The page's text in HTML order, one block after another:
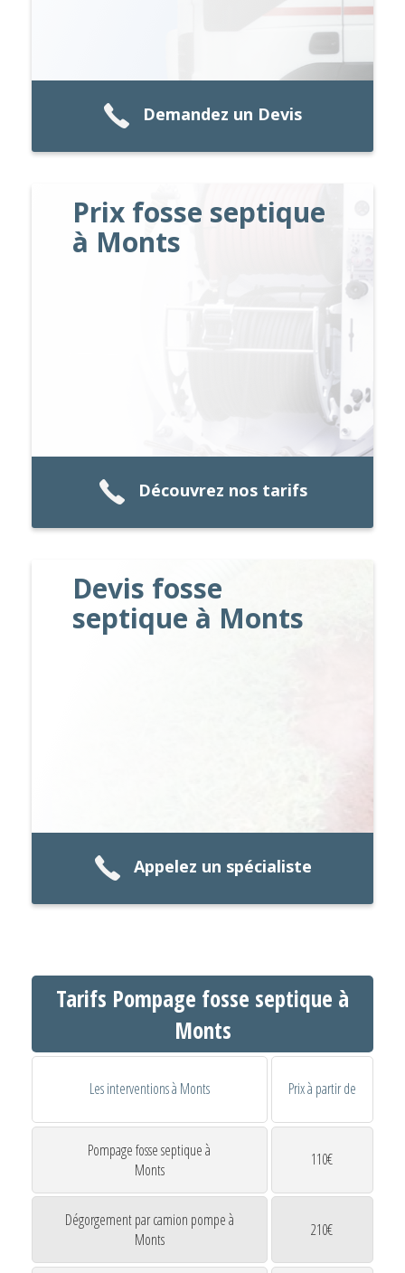
Demandez un Devis
Prix fosse septique
à Monts
Découvrez nos tarifs
Devis fosse
septique à Monts
Appelez un spécialiste
Tarifs Pompage fosse septique à
Monts
Les interventions à Monts Prix à partir de
Pompage fosse septique à
Monts
110€
Dégorgement par camion pompe à
Monts
210€